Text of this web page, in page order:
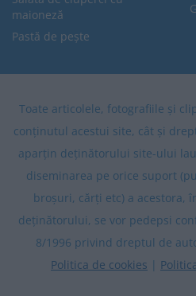
maioneză
Pastă de pește
Toate articolele, fotografiile și
conținutul acestui site, cât și
aparțin deținătorului site-ului
diseminarea pe orice suport
broșuri, cărți etc) a acestora,
deținătorului, se vor pedepsi
8/1996 privind dreptul de
Politica de cookies |